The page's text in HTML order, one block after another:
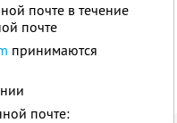
почте в течение
почте
принимаются
почте: